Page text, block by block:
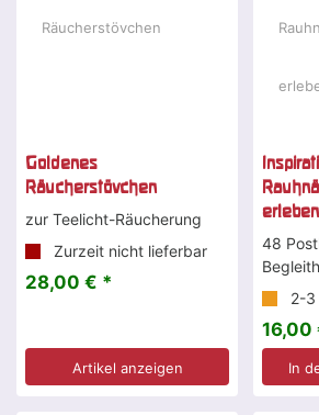
Goldenes
Räucherstövchen
zur Teelicht-Räucherung
Zurzeit nicht lieferbar
28,00 € *
Artikel anzeigen
erleben
48
2-3
16,00
In